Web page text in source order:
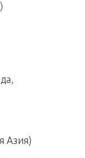
Азия)